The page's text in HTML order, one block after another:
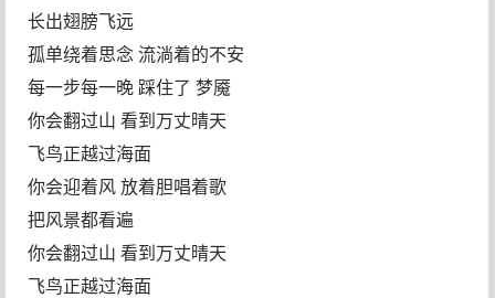
长出翅膀飞远
孤单绕着思念 流淌着的不安
每一步每一晚 踩住了 梦魇
你会翻过山 看到万丈晴天
飞鸟正越过海面
你会迎着风 放着胆唱着歌
把风景都看遍
你会翻过山 看到万丈晴天
飞鸟正越过海面